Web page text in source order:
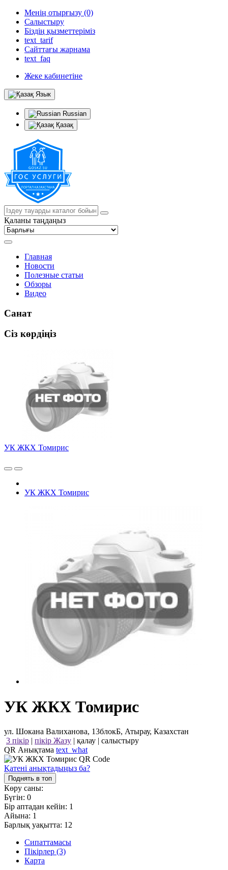
Менің отырғызу (0)
Салыстыру
Біздің қызметтеріміз
text_tarif
Сайттағы жарнама
text_faq
Жеке кабинетіне
Язык
Russian
Қазақ
Қаланы таңдаңыз
Главная
Новости
Полезные статьи
Обзоры
Видео
Санат
Сіз көрдіңіз
УК ЖКХ Томирис
УК ЖКХ Томирис
УК ЖКХ Томирис
ул. Шокана Валиханова, 13блокБ, Атырау, Казахстан
3 пікір | пікір Жазу | қалау | салыстыру
QR Анықтама text_what
Қатені анықтадыңыз ба?
Поднять в топ
Көру саны:
Бүгін: 0
Бір аптадан кейін: 1
Айына: 1
Барлық уақытта: 12
Сипаттамасы
Пікірлер (3)
Карта